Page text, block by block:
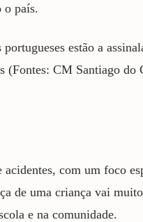
o país.
estão a
CM Santiago
com um foco
de uma criança vai
e na comunidade.